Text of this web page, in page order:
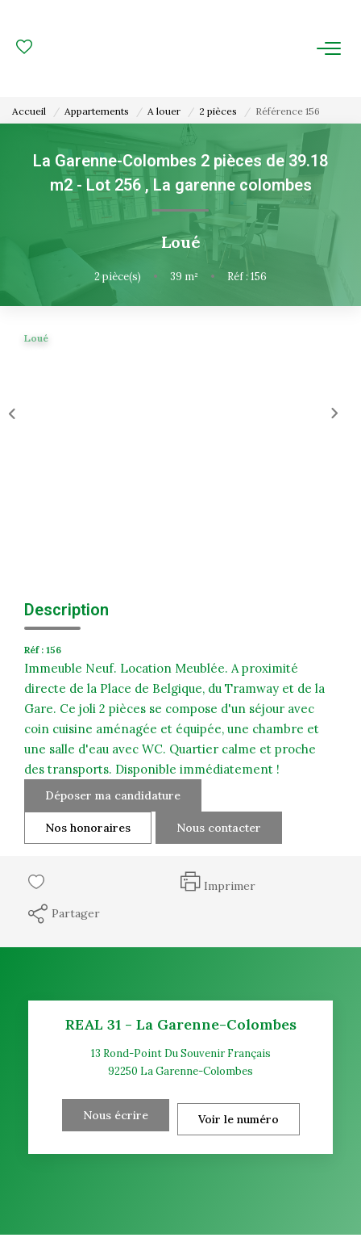
ESTIMATION
FAIRE GÉRER
Gestion Locative
Gestion De Copropriété
NOUS CONNAITRE
Extranet Syndic Et Gestion Locative
Accueil Appartements A louer 2 pièces Référence 156
La Garenne-Colombes 2 pièces de 39.18
m2 - Lot 256 , La garenne colombes
Loué
2 pièce(s) • 39 m² • Réf : 156
Loué
Description
Réf : 156
Immeuble Neuf. Location Meublée. A proximité
directe de la Place de Belgique, du Tramway et de la
Gare. Ce joli 2 pièces se compose d'un séjour avec
coin cuisine aménagée et équipée, une chambre et
une salle d'eau avec WC. Quartier calme et proche
des transports. Disponible immédiatement !
Déposer ma candidature
Nos honoraires Nous contacter
Imprimer
Partager
REAL 31 - La Garenne-Colombes
13 Rond-Point Du Souvenir Français
92250 La Garenne-Colombes
Nous écrire Voir le numéro